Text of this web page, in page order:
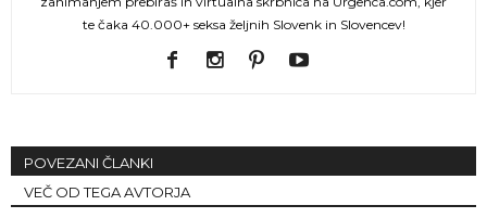
te čaka 40.000+ seksa željnih Slovenk in Slovencev!
POVEZANI ČLANKI
VEČ OD TEGA AVTORJA